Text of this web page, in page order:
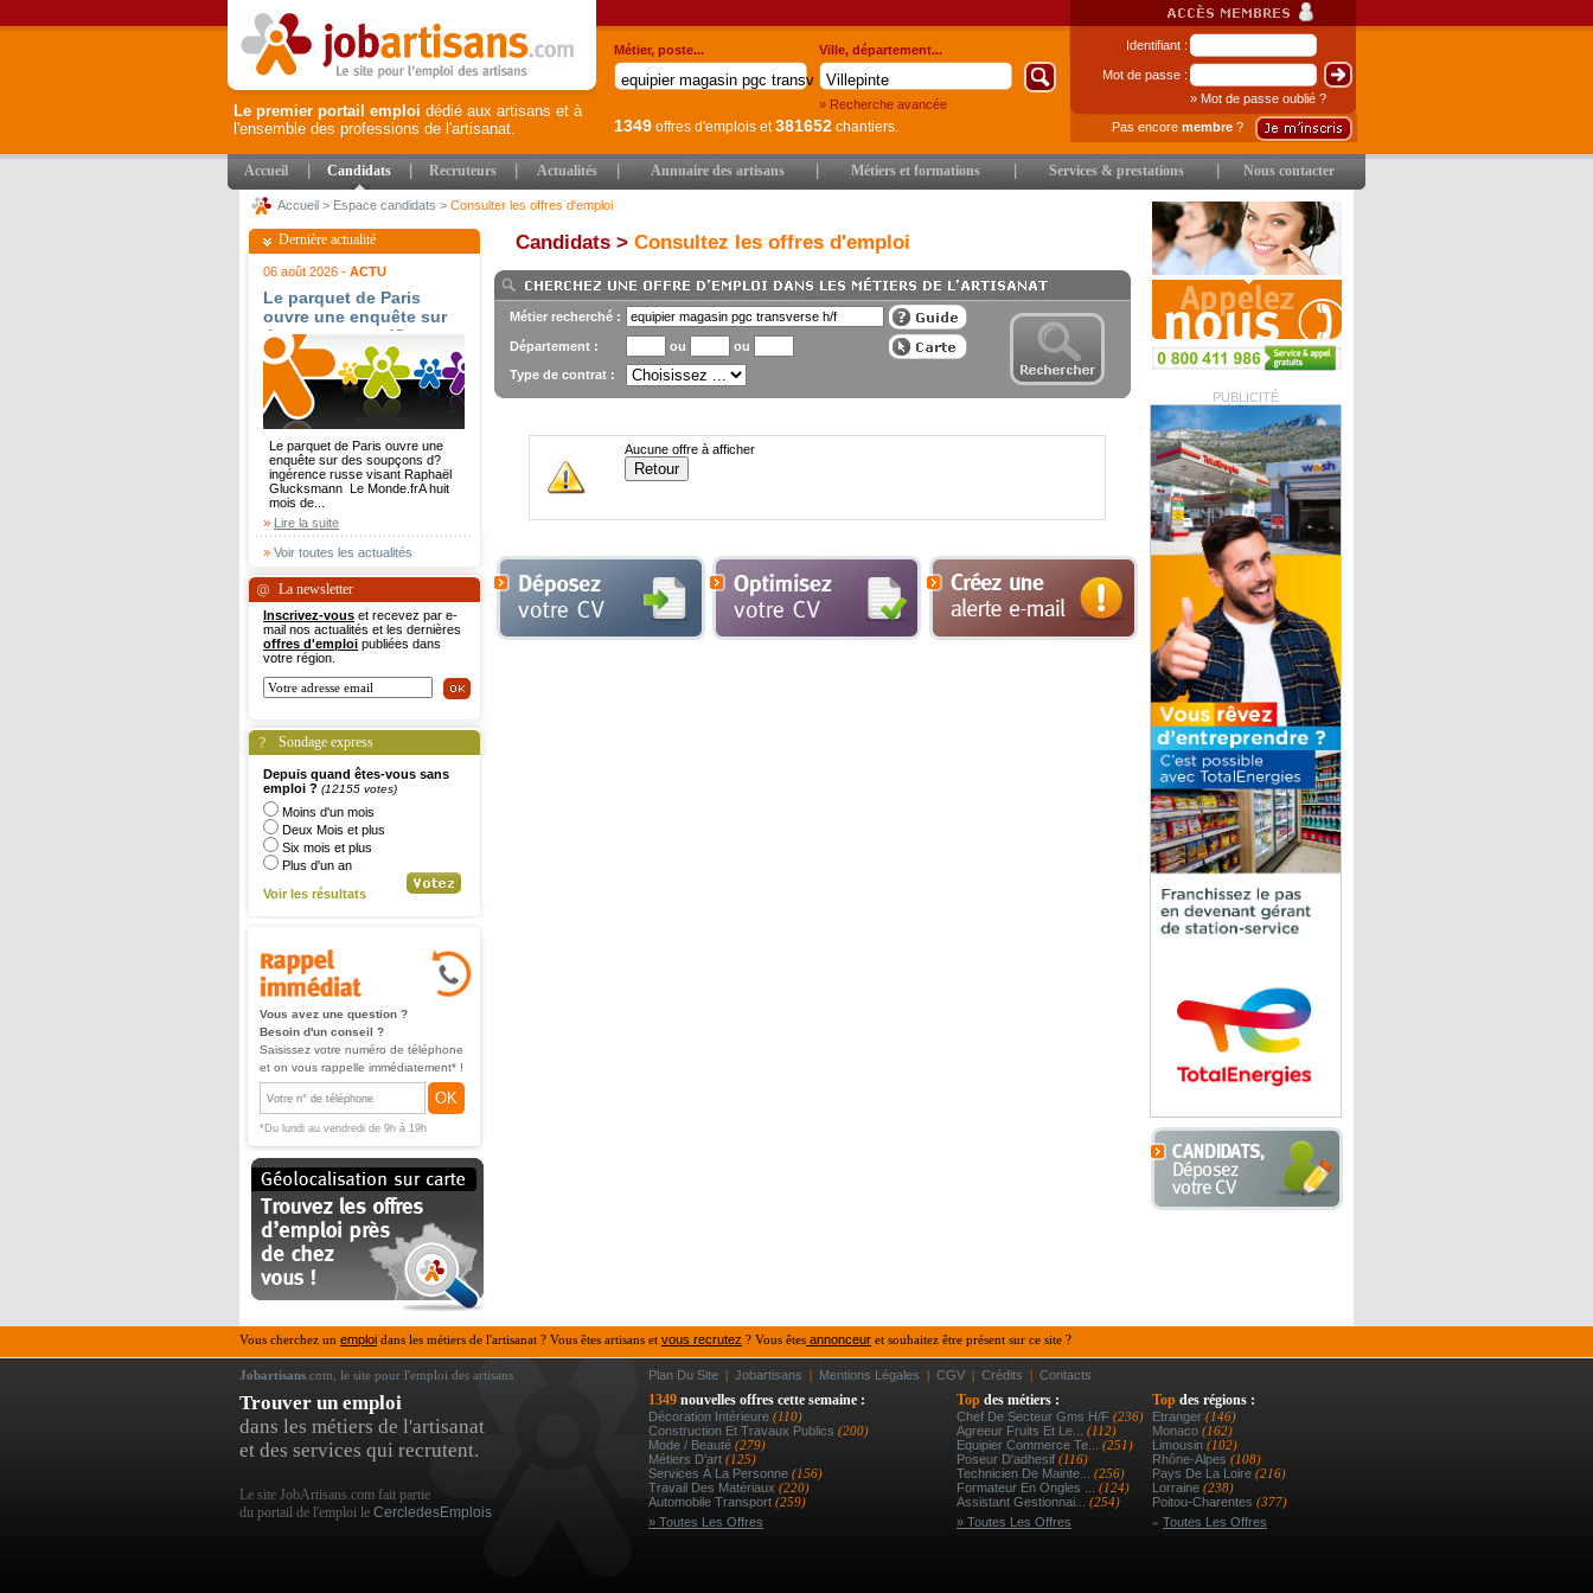
Le premier portail emploi dédié aux artisans et à
l'ensemble des professions de l'artisanat.
Identifiant :
Mot de passe :
» Mot de passe oublié ?
Pas encore membre ?
Métier, poste... Ville, département...
» Recherche avancée
1349 offres d'emplois et381652 chantiers.
Accueil Candidats Recruteurs Actualités Annuaire des artisans Métiers et formations Services & prestations Nous contacter
Accueil > Espace candidats > Consulter les offres d'emploi
PUBLICITÉ
Dernière actualité
06 août 2026 - ACTU
Le parquet de Paris
ouvre une enquête sur
des soupçons d?
ingérence russe visant
Raphaël Glucksmann -
Le Monde.fr
Le parquet de Paris ouvre une
enquête sur des soupçons d?
ingérence russe visant Raphaël
Glucksmann Le Monde.frA huit
mois de...
» Lire la suite
» Voir toutes les actualités
La newsletter
Inscrivez-vous et recevez par e-
mail nos actualités et les dernières
offres d'emploi publiées dans
votre région.
Sondage express
Depuis quand êtes-vous sans
emploi ? (12155 votes)
Moins d'un mois
Deux Mois et plus
Six mois et plus
Plus d'un an
Voir les résultats
Vous avez une question ?
Besoin d'un conseil ?
Saisissez votre numéro de téléphone
et on vous rappelle immédiatement* !
OK
*Du lundi au vendredi de 9h à 19h
Candidats > Consultez les offres d'emploi
Métier recherché :
Département : ou
ou
Type de contrat :
Aucune offre à afficher
Vous cherchez un emploi dans les métiers de l'artisanat ? Vous êtes artisans et vous recrutez ? Vous êtes annonceur et souhaitez être présent sur ce site ?
Jobartisans .com, le site pour l'emploi des artisans Plan Du Site | Jobartisans | Mentions Légales | CGV | Crédits | Contacts
Trouver un emploi
dans les métiers de l'artisanat
et des services qui recrutent.
Le site JobArtisans.com fait partie
du portail de l'emploi le CercledesEmplois
1349 nouvelles offres cette semaine :
Décoration Intérieure (110)
Construction Et Travaux Publics (200)
Mode / Beauté (279)
Métiers D’art (125)
Services À La Personne (156)
Travail Des Matériaux (220)
Automobile Transport (259)
» Toutes Les Offres
Top des métiers :
Chef De Secteur Gms H/f (236)
Agreeur Fruits Et Le... (112)
Equipier Commerce Te... (251)
Poseur D'adhesif (116)
Technicien De Mainte... (256)
Formateur En Ongles ... (124)
Assistant Gestionnai... (254)
» Toutes Les Offres
Top des régions :
Etranger (146)
Monaco (162)
Limousin (102)
Rhône-Alpes (108)
Pays De La Loire (216)
Lorraine (238)
Poitou-Charentes (377)
» Toutes Les Offres